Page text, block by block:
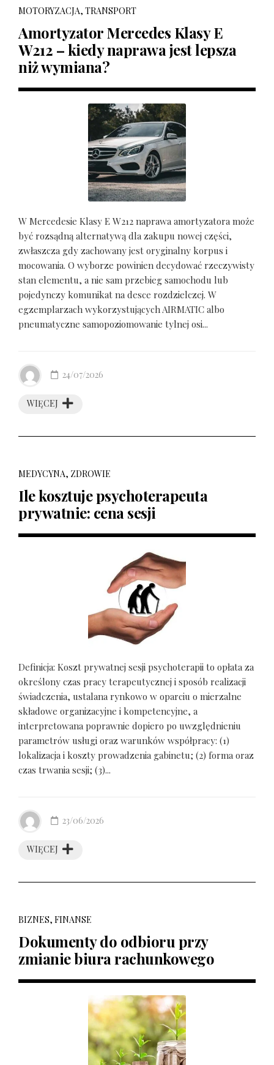
MOTORYZACJA, TRANSPORT
Amortyzator Mercedes Klasy E
W212 – kiedy naprawa jest lepsza
niż wymiana?
W Mercedesie Klasy E W212 naprawa amortyzatora może
być rozsądną alternatywą dla zakupu nowej części,
zwłaszcza gdy zachowany jest oryginalny korpus i
mocowania. O wyborze powinien decydować rzeczywisty
stan elementu, a nie sam przebieg samochodu lub
pojedynczy komunikat na desce rozdzielczej. W
egzemplarzach wykorzystujących AIRMATIC albo
pneumatyczne samopoziomowanie tylnej osi...
WIĘCEJ
24/07/2026
MEDYCYNA, ZDROWIE
Ile kosztuje psychoterapeuta
prywatnie: cena sesji
Definicja: Koszt prywatnej sesji psychoterapii to opłata za
określony czas pracy terapeutycznej i sposób realizacji
świadczenia, ustalana rynkowo w oparciu o mierzalne
składowe organizacyjne i kompetencyjne, a
interpretowana poprawnie dopiero po uwzględnieniu
parametrów usługi oraz warunków współpracy: (1)
lokalizacja i koszty prowadzenia gabinetu; (2) forma oraz
czas trwania sesji; (3)...
WIĘCEJ
23/06/2026
BIZNES, FINANSE
Dokumenty do odbioru przy
zmianie biura rachunkowego